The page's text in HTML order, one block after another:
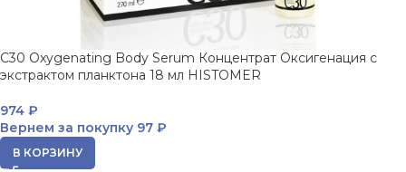
C30 Oxygenating Body Serum Концентрат Оксигенация с
экстрактом планктона 18 мл HISTOMER
974 ₽
Вернем за покупку 97 ₽
В КОРЗИНУ